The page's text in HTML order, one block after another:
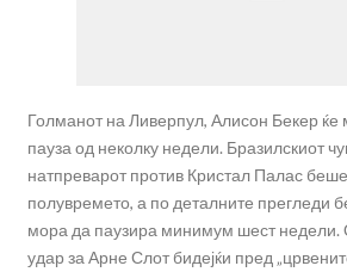
Голманот на Ливерпул, Алисон Бекер ќе
пауза од неколку недели. Бразилскиот
натпреварот против Кристал Палас
полувремето, а по деталните прегледи
мора да паузира минимум шест недели.
удар за Арне Слот бидејќи пред